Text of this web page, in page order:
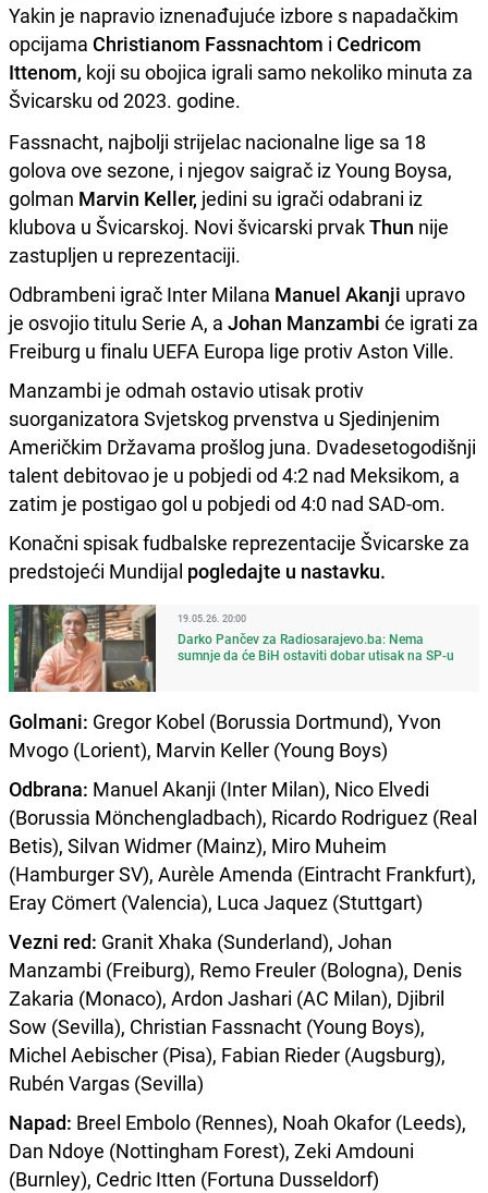
Yakin je napravio iznenađujuće izbore s napadačkim
opcijama Christianom Fassnachtom i Cedricom
Ittenom, koji su obojica igrali samo nekoliko minuta za
Švicarsku od 2023. godine.
Fassnacht, najbolji strijelac nacionalne lige sa 18
golova ove sezone, i njegov saigrač iz Young Boysa,
golman Marvin Keller, jedini su igrači odabrani iz
klubova u Švicarskoj. Novi švicarski prvakThun nije
zastupljen u reprezentaciji.
Odbrambeni igrač Inter Milana Manuel Akanji upravo
je osvojio titulu Serie A, a Johan Manzambi će igrati za
Freiburg u finalu UEFA Europa lige protiv Aston Ville.
Manzambi je odmah ostavio utisak protiv
suorganizatora Svjetskog prvenstva u Sjedinjenim
Američkim Državama prošlog juna. Dvadesetogodišnji
talent debitovao je u pobjedi od 4:2 nad Meksikom, a
zatim je postigao gol u pobjedi od 4:0 nad SAD-om.
Konačni spisak fudbalske reprezentacije Švicarske za
predstojeći Mundijal pogledajte u nastavku.
19.05.26. 20:00
Darko Pančev za Radiosarajevo.ba: Nema
sumnje da će BiH ostaviti dobar utisak na SP-u
Golmani: Gregor Kobel (Borussia Dortmund), Yvon
Mvogo (Lorient), Marvin Keller (Young Boys)
Odbrana: Manuel Akanji (Inter Milan), Nico Elvedi
(Borussia Mönchengladbach), Ricardo Rodriguez (Real
Betis), Silvan Widmer (Mainz), Miro Muheim
(Hamburger SV), Aurèle Amenda (Eintracht Frankfurt),
Eray Cömert (Valencia), Luca Jaquez (Stuttgart)
Vezni red: Granit Xhaka (Sunderland), Johan
Manzambi (Freiburg), Remo Freuler (Bologna), Denis
Zakaria (Monaco), Ardon Jashari (AC Milan), Djibril
Sow (Sevilla), Christian Fassnacht (Young Boys),
Michel Aebischer (Pisa), Fabian Rieder (Augsburg),
Rubén Vargas (Sevilla)
Napad: Breel Embolo (Rennes), Noah Okafor (Leeds),
Dan Ndoye (Nottingham Forest), Zeki Amdouni
(Burnley), Cedric Itten (Fortuna Dusseldorf)